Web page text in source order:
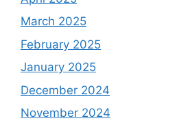
March 2025
February 2025
January 2025
December 2024
November 2024